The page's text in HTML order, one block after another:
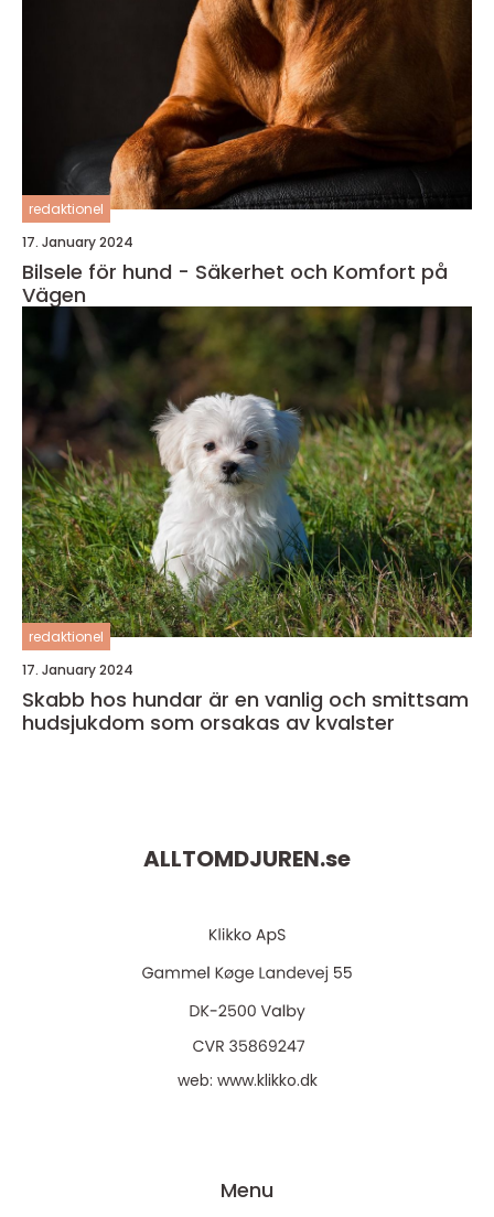
redaktionel
17. January 2024
Bilsele för hund - Säkerhet och Komfort på
Vägen
redaktionel
17. January 2024
Skabb hos hundar är en vanlig och smittsam
hudsjukdom som orsakas av kvalster
ALLTOMDJUREN.se
web: www.klikko.dk
Menu